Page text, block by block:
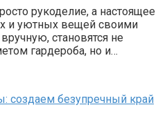
рукоделие, а настоящее
и уютных вещей своими
становятся не
гардероба, но и…
создаем безупречный край